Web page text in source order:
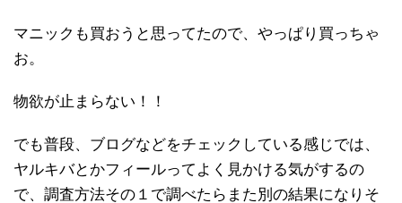
マニックも買おうと思ってたので、やっぱり買っちゃ
お。
物欲が止まらない！！
でも普段、ブログなどをチェックしている感じでは、
ヤルキバとかフィールってよく見かける気がするの
で、調査方法その１で調べたらまた別の結果になりそ